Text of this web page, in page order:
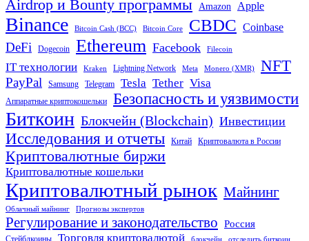
Airdrop и Bounty программы Amazon Apple
Binance Bitcoin Cash (BCC) Bitcoin Core CBDC Coinbase
DeFi Dogecoin Ethereum Facebook Filecoin
IT технологии Kraken Lightning Network Meta Monero (XMR) NFT
PayPal Samsung Telegram Tesla Tether Visa
Аппаратные криптокошельки Безопасность и уязвимости
Биткоин Блокчейн (Blockchain) Инвестиции
Исследования и отчеты Китай Криптовалюта в России
Криптовалютные биржи
Криптовалютные кошельки
Криптовалютный рынок Майнинг
Облачный майнинг Прогнозы экспертов
Регулирование и законодательство Россия
Торговля криптовалютой блокчейн отследить биткоин